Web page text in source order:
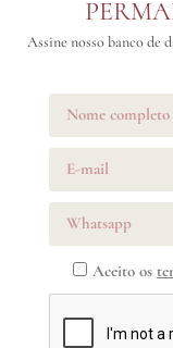
Assine nosso banco de
Aceito os